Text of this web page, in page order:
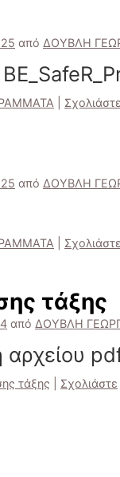
από ΔΟΥΒΛΗ
από ΔΟΥΒΛΗ
τάξης
από ΔΟΥΒΛΗ
τάξης Σχολιάστε